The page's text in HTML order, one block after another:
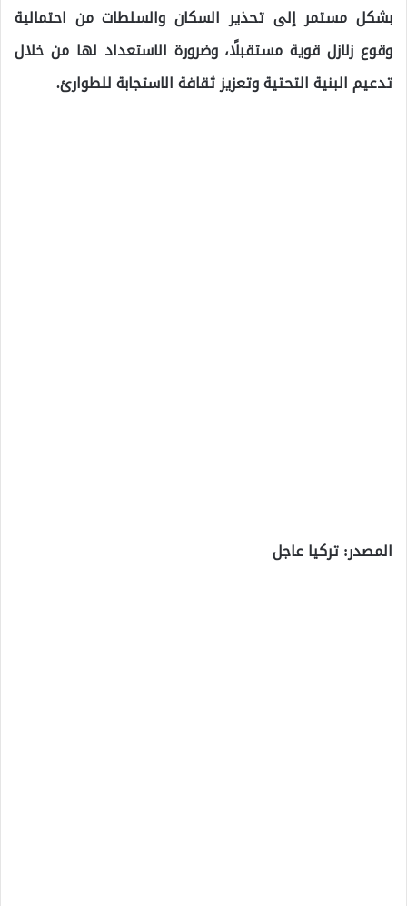
بشكل مستمر إلى تحذير السكان والسلطات من احتمالية
وقوع زلازل قوية مستقبلًا، وضرورة الاستعداد لها من خلال
تدعيم البنية التحتية وتعزيز ثقافة الاستجابة للطوارئ.
المصدر: تركيا عاجل